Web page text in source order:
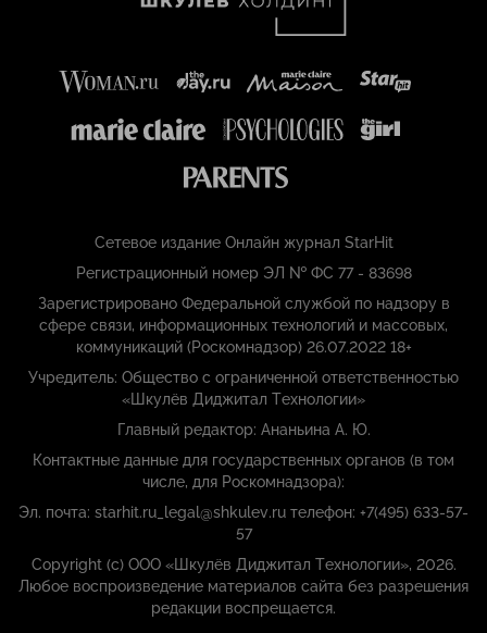
Сетевое издание Онлайн журнал StarHit
Регистрационный номер ЭЛ № ФС 77 - 83698
Зарегистрировано Федеральной службой по надзору в
сфере связи, информационных технологий и массовых,
коммуникаций (Роскомнадзор) 26.07.2022 18+
Учредитель: Общество с ограниченной ответственностью
«Шкулёв Диджитал Технологии»
Главный редактор: Ананьина А. Ю.
Контактные данные для государственных органов (в том
числе, для Роскомнадзора):
Эл. почта: starhit.ru_legal@shkulev.ru телефон: +7(495) 633-57-
57
Copyright (с) ООО «Шкулёв Диджитал Технологии», 2026.
Любое воспроизведение материалов сайта без разрешения
редакции воспрещается.